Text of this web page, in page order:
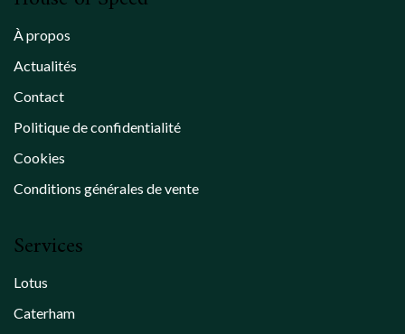
À propos
Actualités
Contact
Politique de confidentialité
Cookies
Conditions générales de vente
Services
Lotus
Caterham